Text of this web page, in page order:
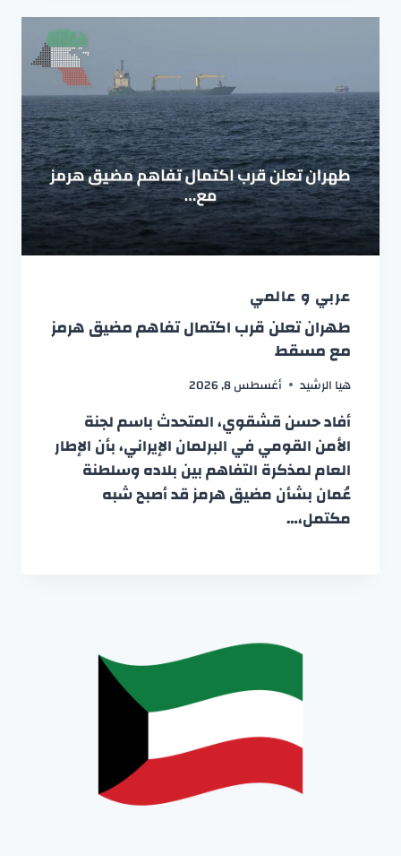
عربي و عالمي
طهران تعلن قرب اكتمال تفاهم مضيق هرمز
مع مسقط
هيا الرشيد أغسطس 8, 2026
أفاد حسن قشقوي، المتحدث باسم لجنة
الأمن القومي في البرلمان الإيراني، بأن الإطار
العام لمذكرة التفاهم بين بلاده وسلطنة
عُمان بشأن مضيق هرمز قد أصبح شبه
مكتمل،…